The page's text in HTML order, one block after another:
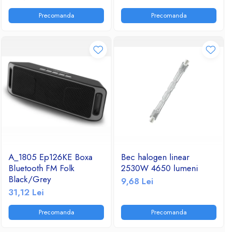
VentilatoarePrecomanda Precomanda
A_1805 Ep126KE Boxa
Bluetooth FM Folk
Black/Grey
31,12 Lei
Precomanda
Bec halogen linear
2530W 4650 lumeni
9,68 Lei
Precomanda